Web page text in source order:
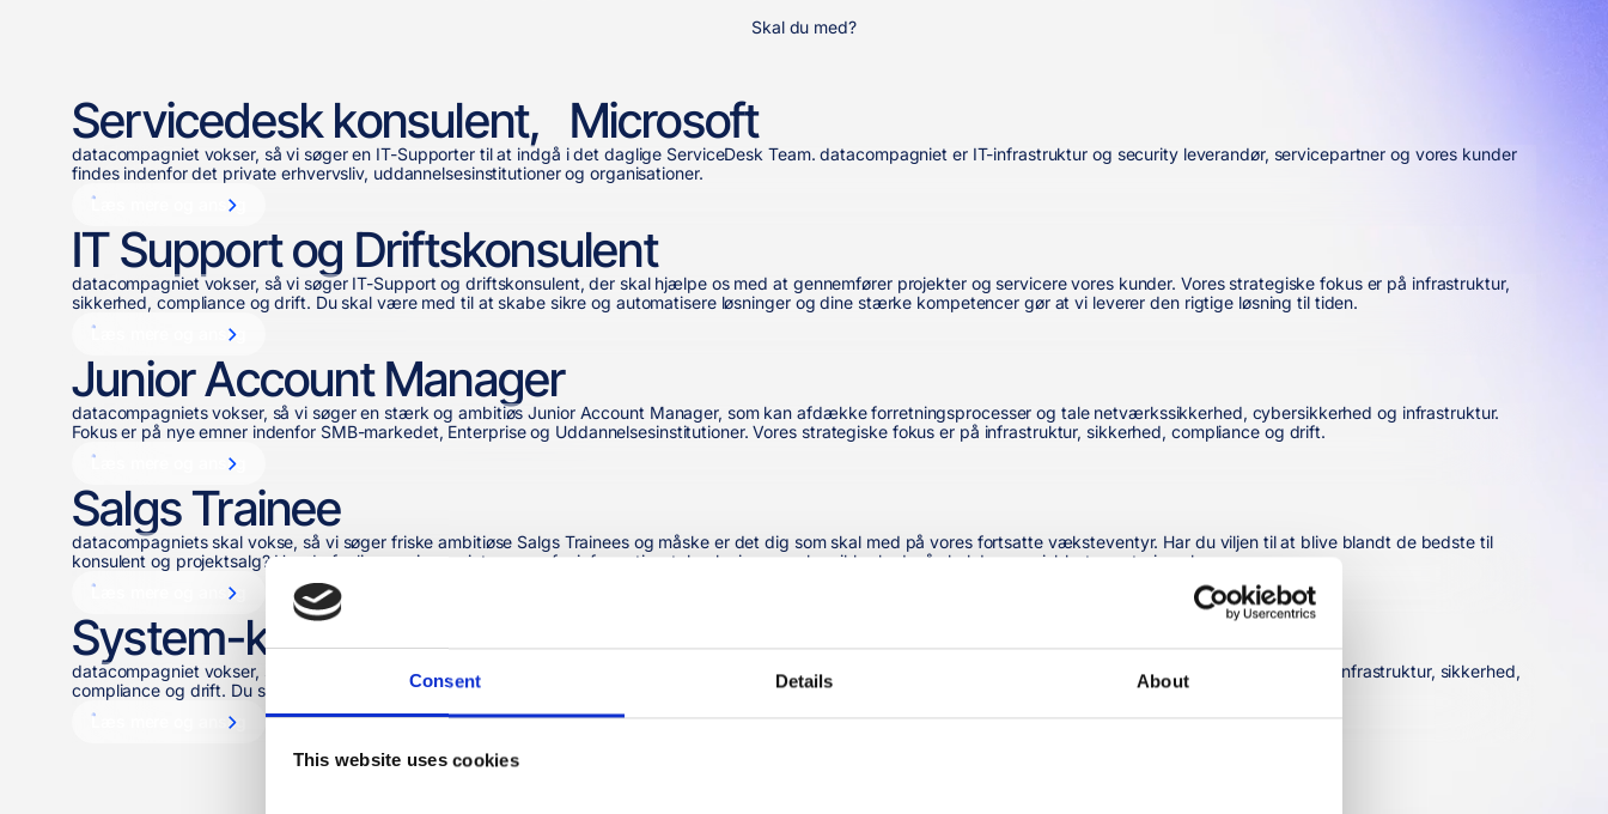
Consent Details About
This website uses cookies
Skal du med?
Servicedesk konsulent, Microsoft
datacompagniet vokser, så vi søger en IT-Supporter til at indgå i det daglige ServiceDesk Team. datacompagniet er IT-infrastruktur og security leverandør, servicepartner og vores kunder
findes indenfor det private erhvervsliv, uddannelsesinstitutioner og organisationer.
Læs mere og ansøg
IT Support og Driftskonsulent
datacompagniet vokser, så vi søger IT-Support og driftskonsulent, der skal hjælpe os med at gennemfører projekter og servicere vores kunder. Vores strategiske fokus er på infrastruktur,
sikkerhed, compliance og drift. Du skal være med til at skabe sikre og automatisere løsninger og dine stærke kompetencer gør at vi leverer den rigtige løsning til tiden.
Læs mere og ansøg
Junior Account Manager
datacompagniets vokser, så vi søger en stærk og ambitiøs Junior Account Manager, som kan afdække forretningsprocesser og tale netværkssikkerhed, cybersikkerhed og infrastruktur.
Fokus er på nye emner indenfor SMB-markedet, Enterprise og Uddannelsesinstitutioner. Vores strategiske fokus er på infrastruktur, sikkerhed, compliance og drift.
Læs mere og ansøg
Salgs Trainee
datacompagniets skal vokse, så vi søger friske ambitiøse Salgs Trainees og måske er det dig som skal med på vores fortsatte væksteventyr. Har du viljen til at blive blandt de bedste til
konsulent og projektsalg? Har du faglig passion og interessen for informationsteknologier og cybersikkerhed, så skal du søge jobbet som trainee hos os.
Læs mere og ansøg
System-konsulent, Microsoft Intune, OneDrive, MDM
datacompagniet vokser, så vi søger IT-Systemkonsulent, der skal hjælpe os med at gennemfører projekter og servicere vores kunder. Vores strategiske fokus er på infrastruktur, sikkerhed,
compliance og drift. Du skal være med til at skabe sikre og automatisere løsninger og dine stærke kompetencer gør at vi leverer den rigtige løsning til tiden.
Læs mere og ansøg